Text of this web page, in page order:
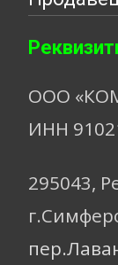
ООО
ИНН
295043,